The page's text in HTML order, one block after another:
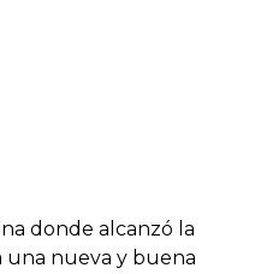
donde alcanzó la
una nueva y buena